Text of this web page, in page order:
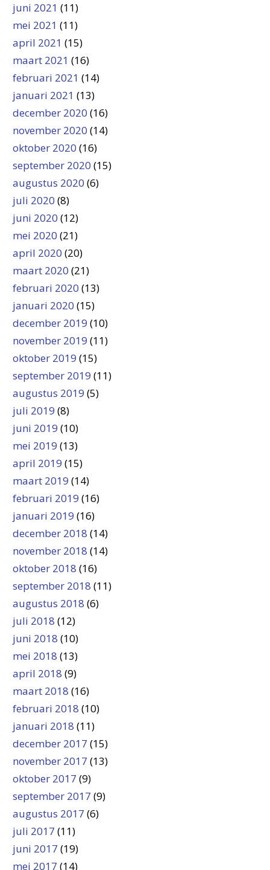
juni 2021 (11)
mei 2021 (11)
april 2021 (15)
maart 2021 (16)
februari 2021 (14)
januari 2021 (13)
december 2020 (16)
november 2020 (14)
oktober 2020 (16)
september 2020 (15)
augustus 2020 (6)
juli 2020 (8)
juni 2020 (12)
mei 2020 (21)
april 2020 (20)
maart 2020 (21)
februari 2020 (13)
januari 2020 (15)
december 2019 (10)
november 2019 (11)
oktober 2019 (15)
september 2019 (11)
augustus 2019 (5)
juli 2019 (8)
juni 2019 (10)
mei 2019 (13)
april 2019 (15)
maart 2019 (14)
februari 2019 (16)
januari 2019 (16)
december 2018 (14)
november 2018 (14)
oktober 2018 (16)
september 2018 (11)
augustus 2018 (6)
juli 2018 (12)
juni 2018 (10)
mei 2018 (13)
april 2018 (9)
maart 2018 (16)
februari 2018 (10)
januari 2018 (11)
december 2017 (15)
november 2017 (13)
oktober 2017 (9)
september 2017 (9)
augustus 2017 (6)
juli 2017 (11)
juni 2017 (19)
mei 2017 (14)